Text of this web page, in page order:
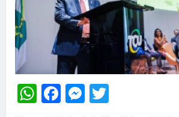
WhatsApp
Facebook
Messenger